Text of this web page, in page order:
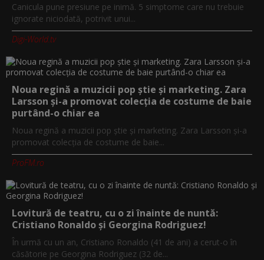
Canicula pune presiune pe inimă. 5 simptome care nu trebuie
ignorate niciodată, potrivit unui...
Digi-World.tv
Noua regină a muzicii pop știe și marketing. Zara
Larsson și-a promovat colecția de costume de baie
purtând-o chiar ea
Noua regină a muzicii pop știe și marketing. Zara Larsson și-a
promovat colecția de costume de baie...
ProFM.ro
Lovitură de teatru, cu o zi înainte de nuntă:
Cristiano Ronaldo și Georgina Rodriguez!
În urmă cu un an, Cristiano Ronaldo (41 de ani) a cerut-o în
căsătorie pe Georgina Rodriguez (32 de...